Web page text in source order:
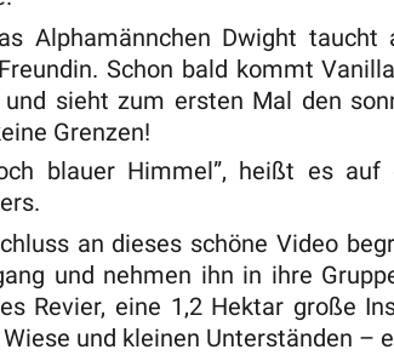
Alphamännchen Dwight taucht
Schon bald kommt
und sieht zum ersten Mal den
Grenzen!
blauer Himmel”, heißt es auf
an dieses schöne Video
und nehmen ihn in ihre
Revier, eine 1,2 Hektar große
und kleinen Unterständen –